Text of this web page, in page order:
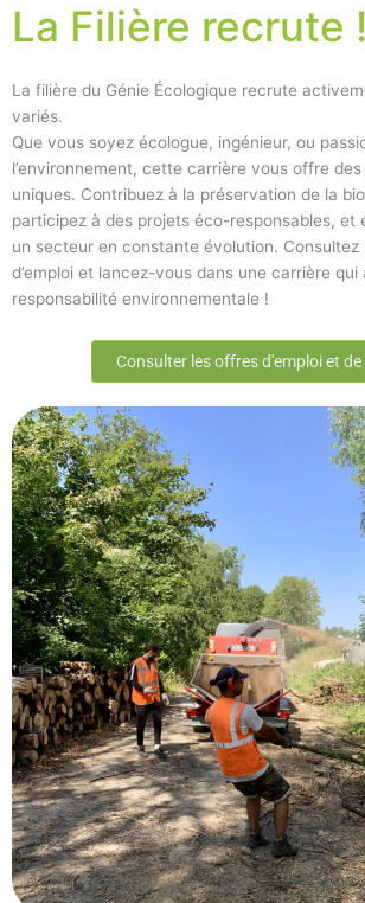
La Filière recrute !
La filière du Génie Écologique recrute
variés.
Que vous soyez écologue, ingénieur, ou
l’environnement, cette carrière vous offre
uniques. Contribuez à la préservation de la
participez à des projets éco-responsables, et
un secteur en constante évolution. Consultez
d’emploi et lancez-vous dans une carrière qui
responsabilité environnementale !
Consulter les offres d'emploi et